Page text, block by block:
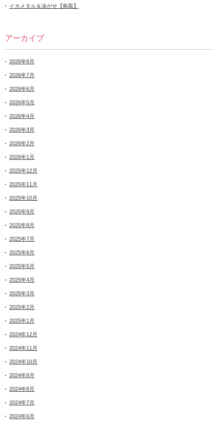
イカメタル＆泳がせ【鳥取】
アーカイブ
2026年8月
2026年7月
2026年6月
2026年5月
2026年4月
2026年3月
2026年2月
2026年1月
2025年12月
2025年11月
2025年10月
2025年9月
2025年8月
2025年7月
2025年6月
2025年5月
2025年4月
2025年3月
2025年2月
2025年1月
2024年12月
2024年11月
2024年10月
2024年9月
2024年8月
2024年7月
2024年6月